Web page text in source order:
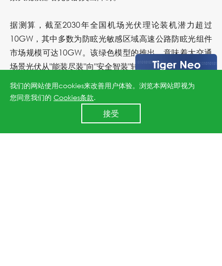
据测算，截至2030年全国机场光伏理论装机潜力超过
10GW，其中多数为防眩光敏感区域高速公路防眩光组件
市场规模可达10GW。该绿色模型的推出，意味着大交通
场景光伏从"能装尽装"向"安全智装"转变。
案例实证：从太原武宿机场看防眩光伏的安全价值
我们的网站使用cookies来改善用户体验。浏览本网站即视为
您同意我们的 Cookies条款.
接受